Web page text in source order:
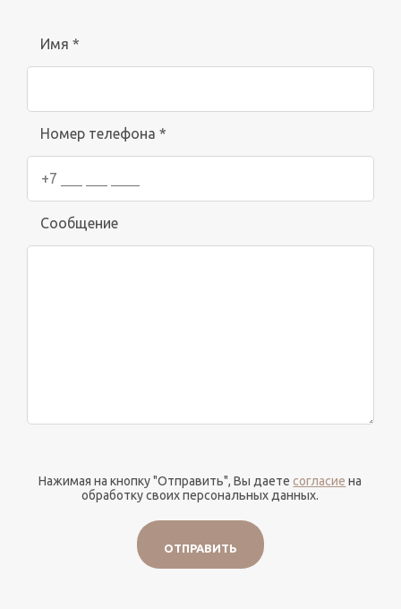
Имя *
Номер телефона *
Сообщение
Нажимая на кнопку "Отправить", Вы даете согласие на
обработку своих персональных данных.
ОТПРАВИТЬ